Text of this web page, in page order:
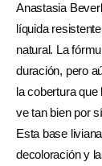
Anastasia
líquida
natural. La
duración, pero
la cobertura
ve tan bien por
Esta base
decoloración y